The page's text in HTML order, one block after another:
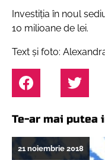
Investiția în noul
10 milioane de lei.
Text și foto:
Te-ar mai putea
21 noiembrie 2018